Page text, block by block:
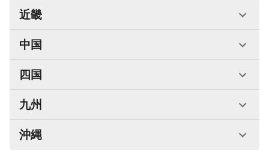
近畿
中国
四国
九州
沖縄